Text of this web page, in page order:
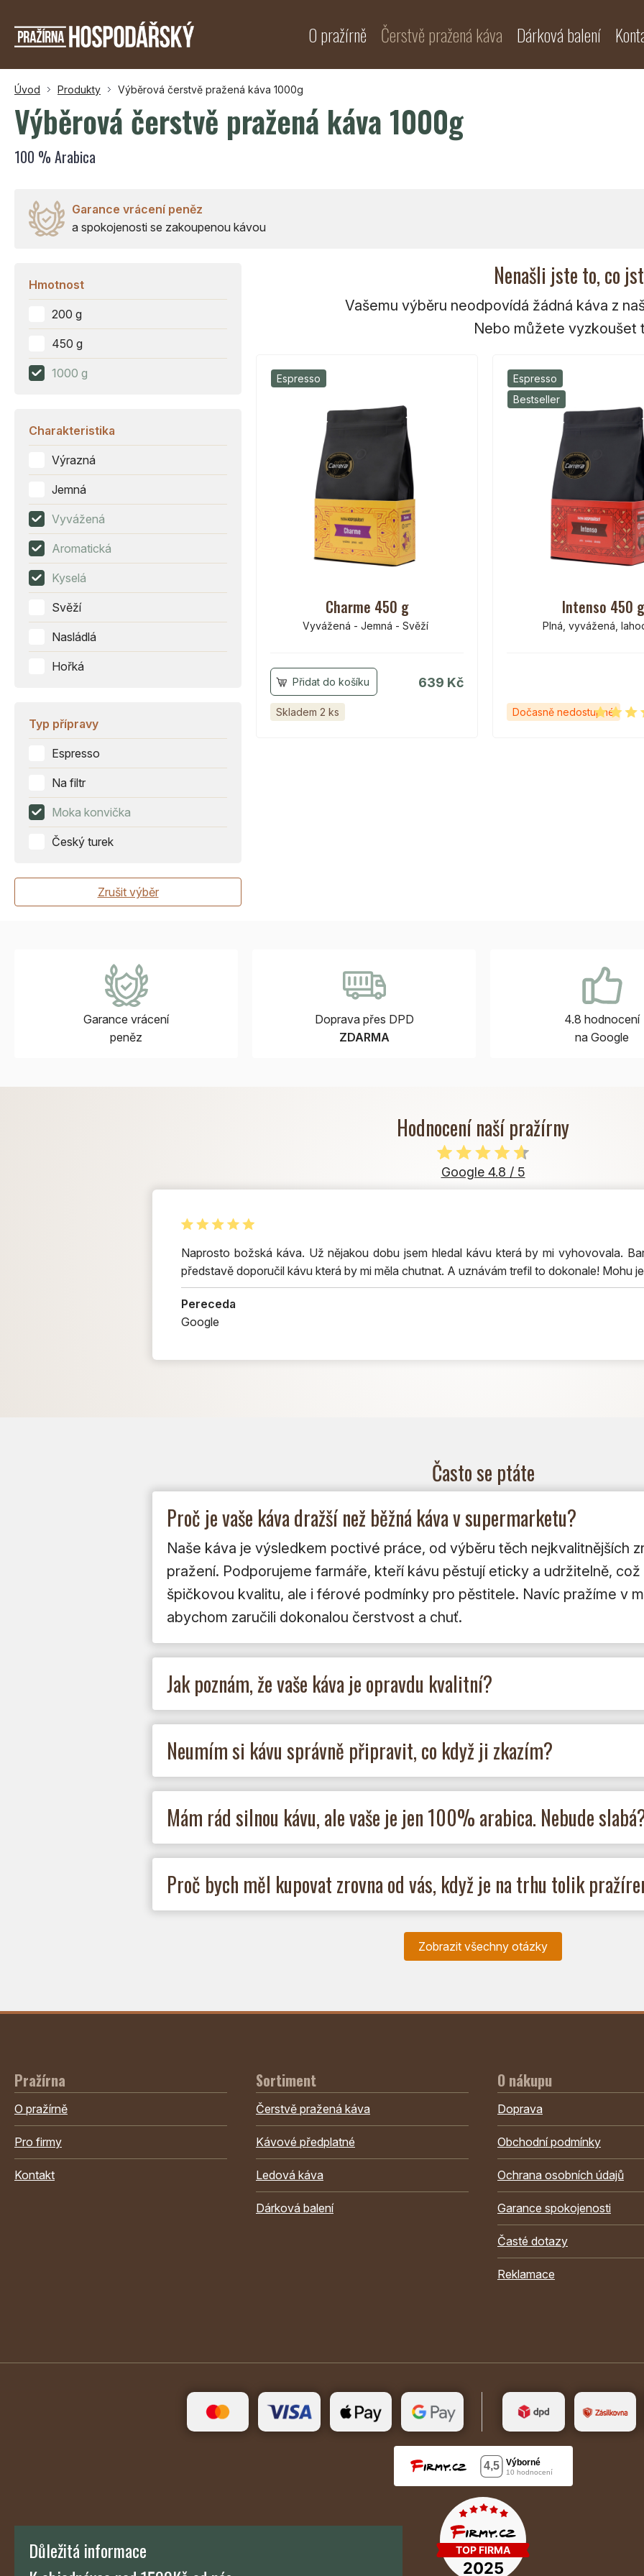
O pražírně Čerstvě pražená káva Dárková balení
Úvod Produkty Výběrová čerstvě pražená káva 1000g
Výběrová čerstvě pražená káva 1000g
100 % Arabica
Garance vrácení peněz
a spokojenosti se zakoupenou kávou
Hmotnost
200 g
450 g
1000 g
Charakteristika
Výrazná
Jemná
Vyvážená
Aromatická
Kyselá
Svěží
Nasládlá
Hořká
Typ přípravy
Espresso
Na filtr
Moka konvička
Český turek
Zrušit výběr
Nenašli jste to, co
Vašemu výběru neodpovídá žádná káva z
Nebo můžete vyzkoušet
Espresso
Charme 450 g
Vyvážená - Jemná - Svěží
639 Kč
Skladem 2 ks
Espresso
Bestseller
Intenso 450
Plná, vyvážená,
Dočasně nedostupné
Garance vrácení
peněz
Doprava přes DPD
ZDARMA
4.8 hodnocení
na Google
Hodnocení naší pražírny
Google 4.8 / 5
Naprosto božská káva. Už nějakou dobu jsem hledal kávu která by mi vyhovovala.
představě doporučil kávu která by mi měla chutnat. A uznávám trefil to dokonale! Mohu
Pereceda
Google
Často se ptáte
Proč je vaše káva dražší než běžná káva v supermarketu?
Naše káva je výsledkem poctivé práce, od výběru těch nejkvalitnějších
pražení. Podporujeme farmáře, kteří kávu pěstují eticky a udržitelně, což
špičkovou kvalitu, ale i férové podmínky pro pěstitele. Navíc pražíme v
abychom zaručili dokonalou čerstvost a chuť.
Jak poznám, že vaše káva je opravdu kvalitní?
Neumím si kávu správně připravit, co když ji zkazím?
Mám rád silnou kávu, ale vaše je jen 100% arabica. Nebude
Proč bych měl kupovat zrovna od vás, když je na trhu tolik
Zobrazit všechny otázky
Pražírna
O pražírně
Pro firmy
Kontakt
Sortiment
Čerstvě pražená káva
Kávové předplatné
Ledová káva
Dárková balení
O nákupu
Doprava
Obchodní podmínky
Ochrana osobních údajů
Garance spokojenosti
Časté dotazy
Reklamace
Důležitá informace